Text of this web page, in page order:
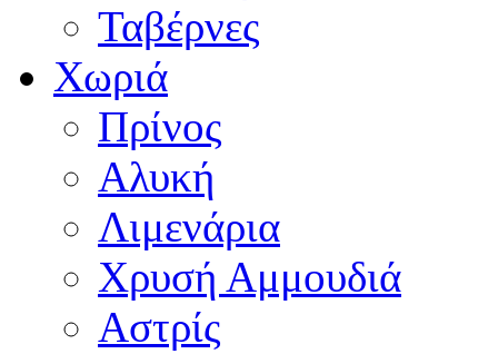
Ταβέρνες
Χωριά
Πρίνος
Αλυκή
Λιμενάρια
Χρυσή Αμμουδιά
Αστρίς